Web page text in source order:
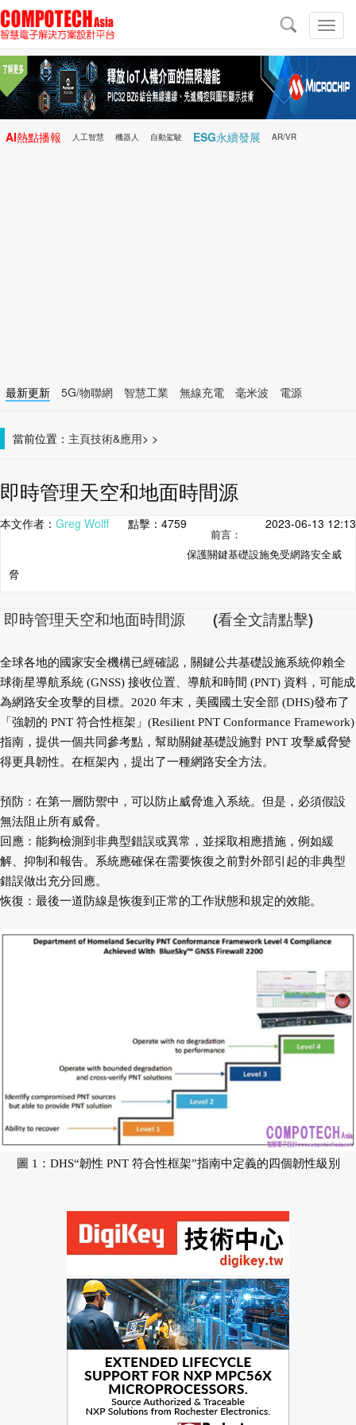
切
換
導
導
航
AI熱點播報 人工智慧 機器人 自動駕駛 ESG永續發展 AR/VR
最新更新 5G/物聯網 智慧工業 無線充電 毫米波
電源
當前位置： 主頁 >
技術&應用 >
即時管理天空和地面時間源
本文作者： Greg Wolff點擊： 4759 2023-06-13 12:13
前言：
保護關鍵基礎設施免受網路安全威
脅
即時管理天空和地面時間源 (看全文請點擊)
全球各地的國家安全機構已經確認，關鍵公共基礎設施系統仰賴全
球衛星導航系統 (GNSS) 接收位置、導航和時間 (PNT) 資料，可能成
為網路安全攻擊的目標。2020 年末，美國國土安全部 (DHS)發布了
「強韌的 PNT 符合性框架」(Resilient PNT Conformance Framework)
指南，提供一個共同參考點，幫助關鍵基礎設施對 PNT 攻擊威脅變
得更具韌性。在框架內，提出了一種網路安全方法。
預防：在第一層防禦中，可以防止威脅進入系統。 但是，必須假設
無法阻止所有威脅。
回應：能夠檢測到非典型錯誤或異常，並採取相應措施，例如緩
解、抑制和報告。系統應確保在需要恢復之前對外部引起的非典型
錯誤做出充分回應。
恢復：最後一道防線是恢復到正常的工作狀態和規定的效能。
圖 1：DHS“韌性 PNT 符合性框架”指南中定義的四個韌性級別